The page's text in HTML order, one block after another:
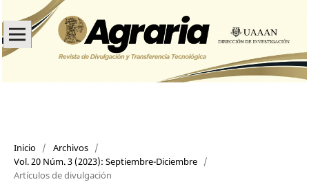
Inicio / Archivos /
Vol. 20 Núm. 3 (2023): Septiembre-Diciembre /
Artículos de divulgación